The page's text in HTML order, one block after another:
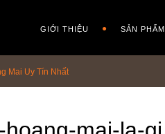
GIỚI THIỆU SẢN PHẨM
Mai Uy Tín Nhất